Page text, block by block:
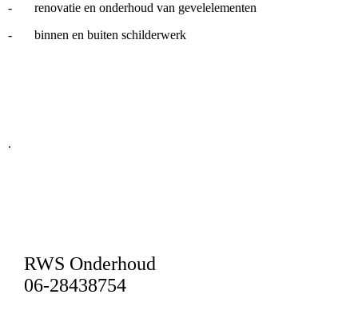
- renovatie en onderhoud van gevelelementen
- binnen en buiten schilderwerk
.
RWS Onderhoud
06-28438754